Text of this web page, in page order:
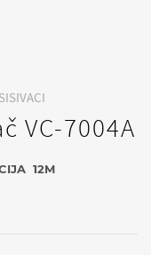
VC-7004A
12M